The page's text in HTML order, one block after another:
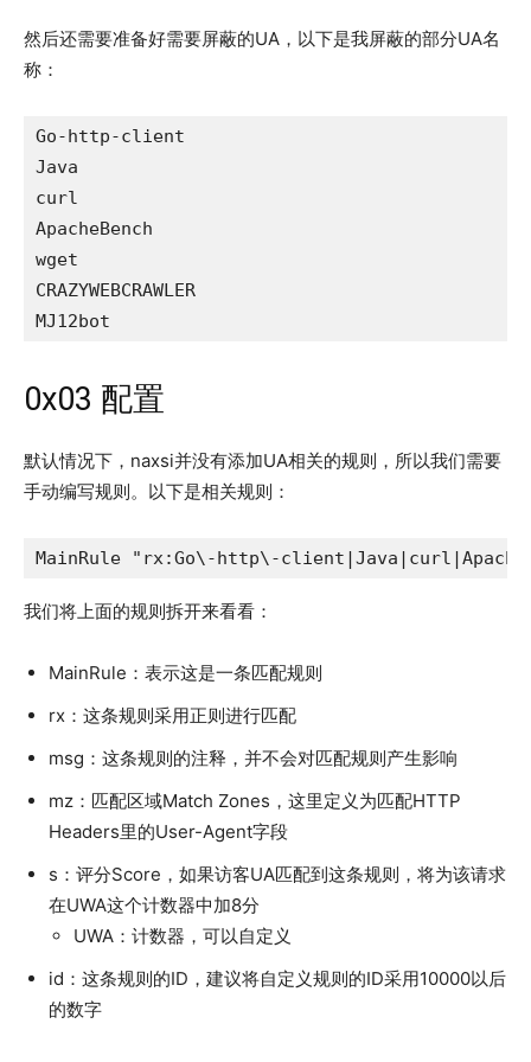
然后还需要准备好需要屏蔽的UA，以下是我屏蔽的部分UA名
称：
Go-http-client
Java
curl
ApacheBench
wget
CRAZYWEBCRAWLER
MJ12bot
0x03 配置
默认情况下，naxsi并没有添加UA相关的规则，所以我们需要
手动编写规则。以下是相关规则：
MainRule "rx:Go\-http\-
我们将上面的规则拆开来看看：
MainRule：表示这是一条匹配规则
rx：这条规则采用正则进行匹配
msg：这条规则的注释，并不会对匹配规则产生影响
mz：匹配区域Match Zones，这里定义为匹配HTTP
Headers里的User-Agent字段
s：评分Score，如果访客UA匹配到这条规则，将为该请求
在UWA这个计数器中加8分
UWA：计数器，可以自定义
id：这条规则的ID，建议将自定义规则的ID采用10000以后
的数字